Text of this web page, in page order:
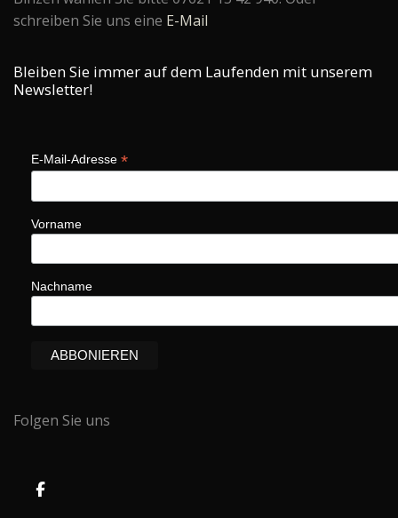
schreiben Sie uns eine E-Mail
Bleiben Sie immer auf dem Laufenden mit unserem
Newsletter!
E-Mail-Adresse *
Vorname
Nachname
Folgen Sie uns